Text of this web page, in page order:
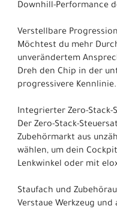
Downhill-Performance
Verstellbare Progression
Möchtest du mehr
unverändertem
Dreh den Chip in der
progressivere Kennlinie.
Integrierter Zero-Stack-
Der Zero-Stack-
Zubehörmarkt aus
wählen, um dein
Lenkwinkel oder mit
Staufach und
Verstaue Werkzeug